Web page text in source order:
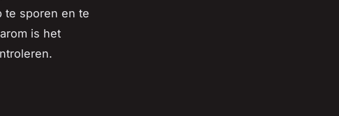
te sporen en te
is het